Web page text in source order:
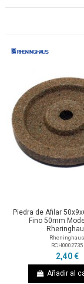
Piedra de Afilar
Fino 50mm
Rheninghaus
RCH0002735
2,40 €
Añadir al